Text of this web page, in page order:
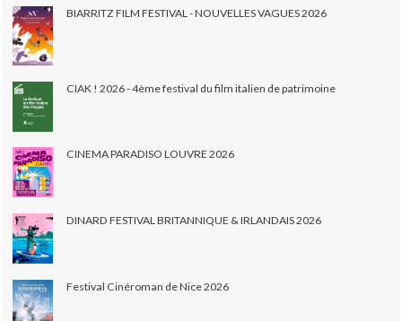
BIARRITZ FILM FESTIVAL - NOUVELLES VAGUES 2026
CIAK ! 2026 - 4ème festival du film italien de patrimoine
CINEMA PARADISO LOUVRE 2026
DINARD FESTIVAL BRITANNIQUE & IRLANDAIS 2026
Festival Cinéroman de Nice 2026